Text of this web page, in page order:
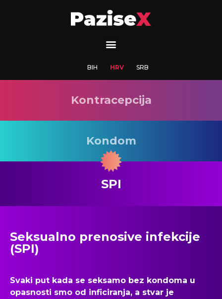
BIH HRV SRB
Kontracepcija
Kondom
SPI
Seksualno prenosive infekcije
(SPI)
Svaki put kada se seksamo bez kondoma u
opasnosti smo od inficiranja, a stvar je